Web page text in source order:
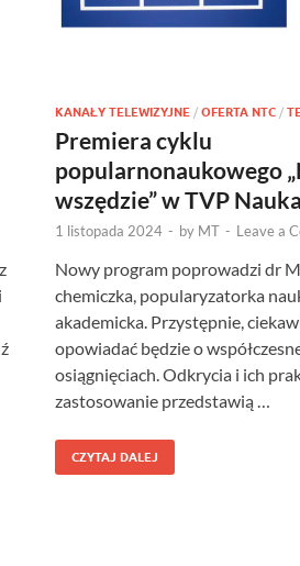
KANAŁY TELEWIZYJNE / OFERTA NTC /
Premiera cyklu
popularnonaukowego
wszędzie” w TVP Nauka
1 listopada 2024 - by MT - Leave a
Nowy program poprowadzi dr
chemiczka, popularyzatorka
akademicka. Przystępnie,
opowiadać będzie o
osiągnięciach. Odkrycia i ich
zastosowanie przedstawią …
CZYTAJ DALEJ